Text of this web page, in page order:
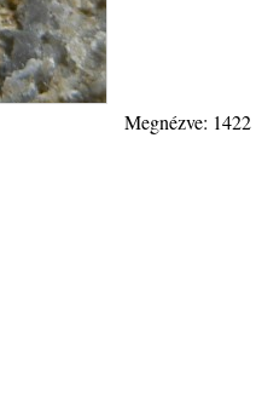
Megnézve: